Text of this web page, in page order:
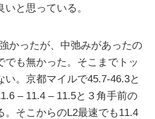
と思っている。
かったが、中弛みがあったの
でも無かった。そこまでトッ
。京都マイルで45.7-46.3と
– 11.4 – 11.5と３角手前の
。そこからのL2最速でも11.4